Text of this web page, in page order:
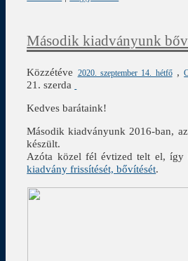
Második kiadványunk
Közzétéve 2020. szeptember 14. hétfő ,
21. szerda
Kedves barátaink!
Második kiadványunk 2016-ban,
készült.
Azóta közel fél évtized telt el, így
kiadvány frissítését, bővítését.